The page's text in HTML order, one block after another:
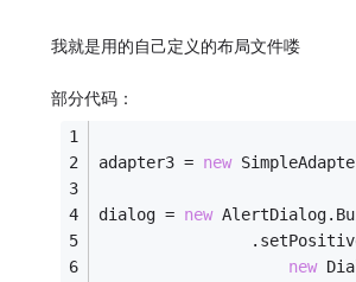
我就是用的自己定义的布局文件喽
部分代码：
adapter3 = new
dialog = new
new